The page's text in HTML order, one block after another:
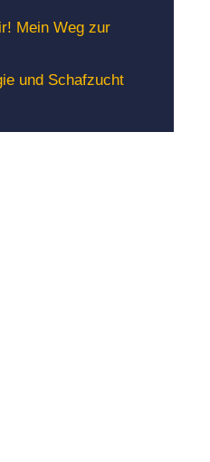
Mein Weg zur
und Schafzucht